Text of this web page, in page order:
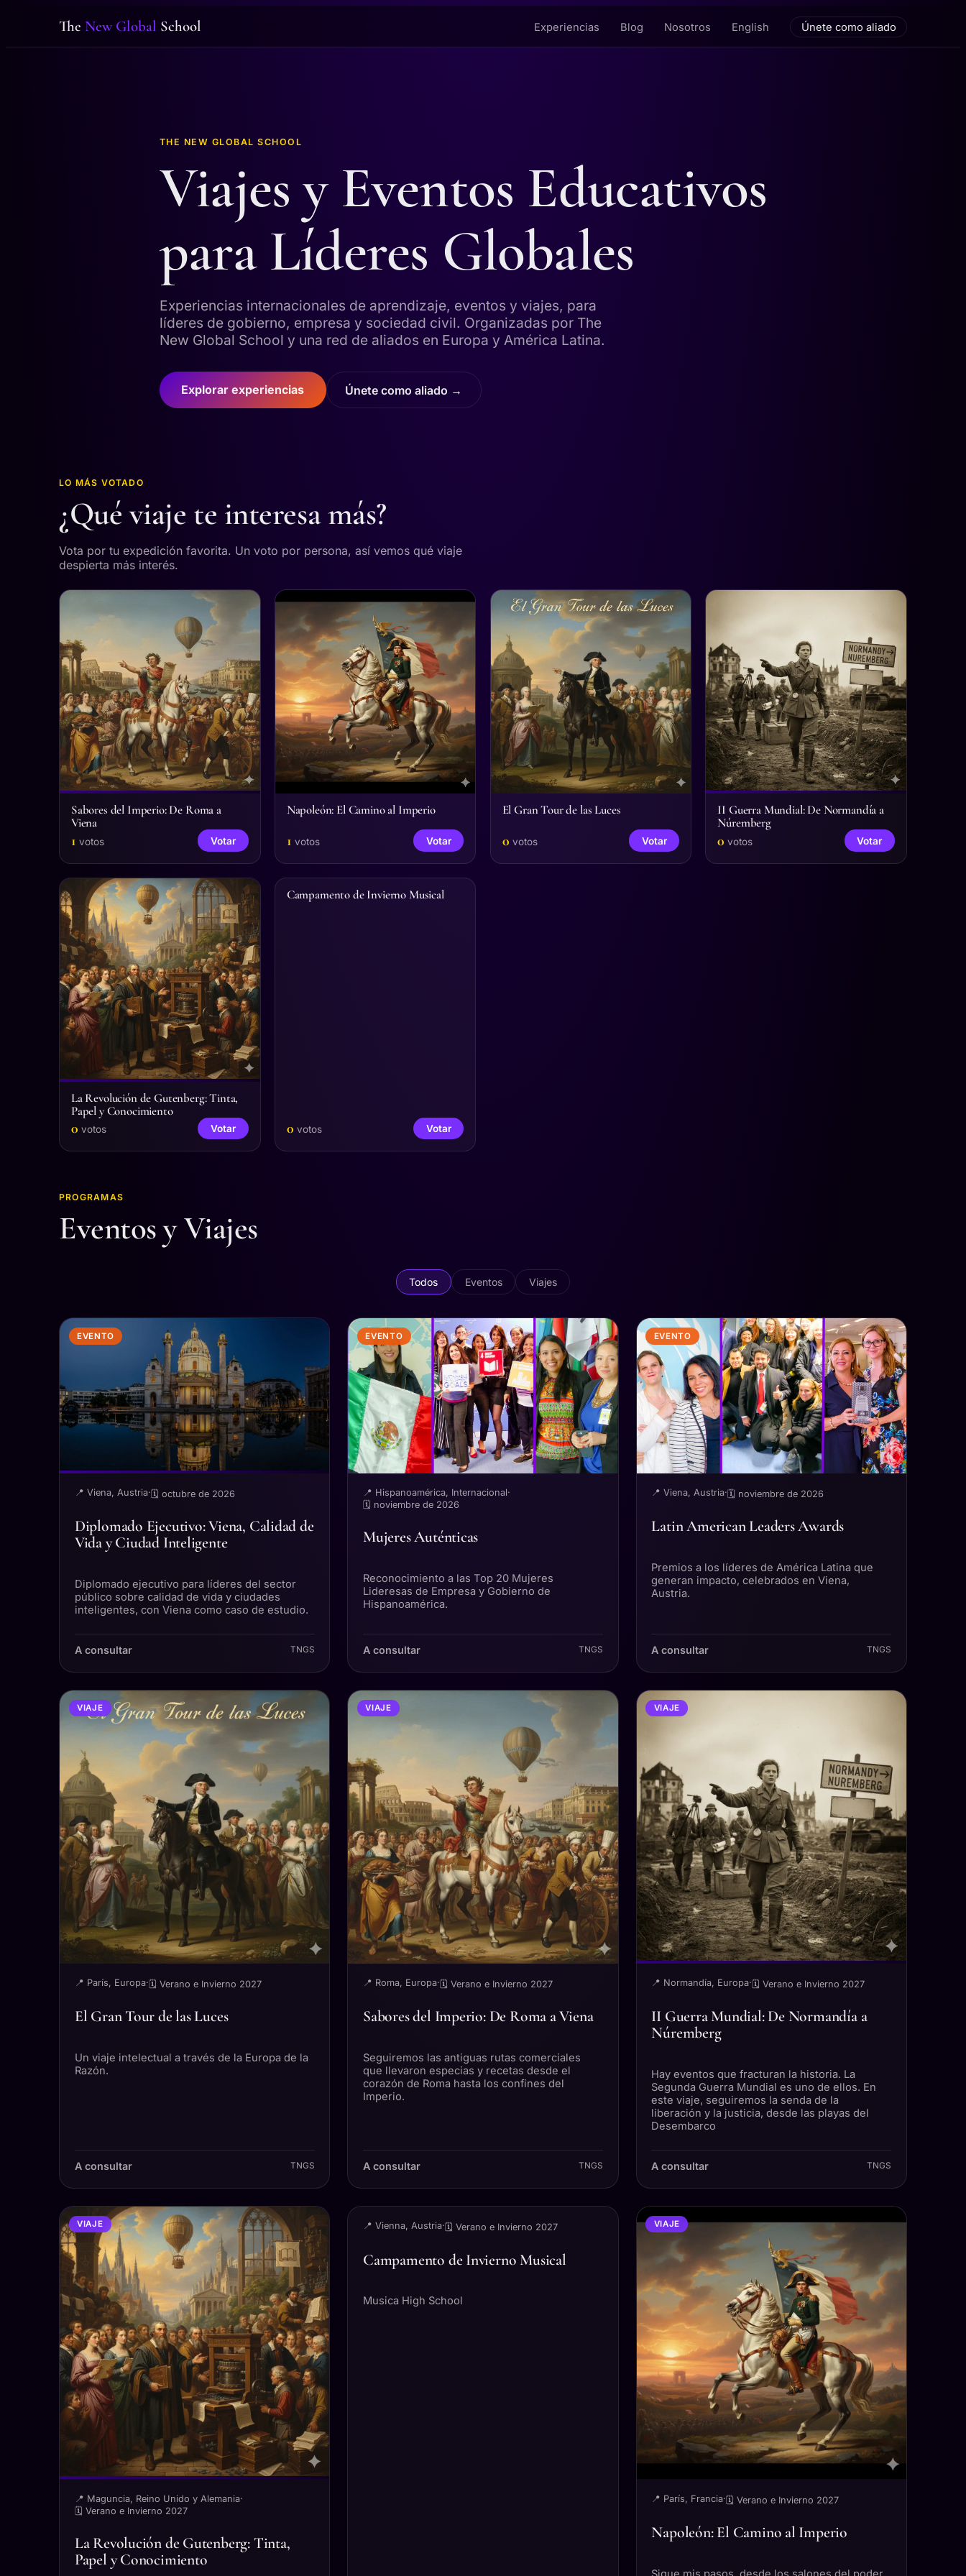
The New Global School Experiencias Blog Nosotros English Únete como aliado
THE NEW GLOBAL SCHOOL
Viajes y Eventos Educativos
para Líderes Globales
Experiencias internacionales de aprendizaje, eventos y viajes, para
líderes de gobierno, empresa y sociedad civil. Organizadas por The
New Global School y una red de aliados en Europa y América Latina.
Explorar experiencias Únete como aliado →
LO MÁS VOTADO
¿Qué viaje te interesa más?
Vota por tu expedición favorita. Un voto por persona, así vemos qué viaje
despierta más interés.
Sabores del Imperio: De Roma a
Viena
1 votos Votar
Napoleón: El Camino al Imperio
1 votos Votar
El Gran Tour de las Luces
0 votos Votar
II Guerra Mundial: De Normandía a
Núremberg
0 votos Votar
La Revolución de Gutenberg: Tinta,
Papel y Conocimiento
0 votos Votar
Campamento de Invierno Musical
0 votos Votar
PROGRAMAS
Eventos y Viajes
Todos Eventos Viajes
EVENTO
📍 Viena, Austria· 🗓 octubre de 2026
Diplomado Ejecutivo: Viena, Calidad de
Vida y Ciudad Inteligente
Diplomado ejecutivo para líderes del sector
público sobre calidad de vida y ciudades
inteligentes, con Viena como caso de estudio.
A consultar TNGS
EVENTO
📍 Hispanoamérica, Internacional·
🗓 noviembre de 2026
Mujeres Auténticas
Reconocimiento a las Top 20 Mujeres
Lideresas de Empresa y Gobierno de
Hispanoamérica.
A consultar TNGS
EVENTO
📍 Viena, Austria·🗓 noviembre de 2026
Latin American Leaders Awards
Premios a los líderes de América Latina que
generan impacto, celebrados en Viena,
Austria.
A consultar TNGS
VIAJE
📍 París, Europa·🗓 Verano e Invierno 2027
El Gran Tour de las Luces
Un viaje intelectual a través de la Europa de la
Razón.
A consultar TNGS
VIAJE
📍 Roma, Europa·🗓 Verano e Invierno 2027
Sabores del Imperio: De Roma a Viena
Seguiremos las antiguas rutas comerciales
que llevaron especias y recetas desde el
corazón de Roma hasta los confines del
Imperio.
A consultar TNGS
VIAJE
📍 Normandía, Europa·🗓 Verano e Invierno 2027
II Guerra Mundial: De Normandía a
Núremberg
Hay eventos que fracturan la historia. La
Segunda Guerra Mundial es uno de ellos. En
este viaje, seguiremos la senda de la
liberación y la justicia, desde las playas del
Desembarco
A consultar TNGS
VIAJE
📍 Maguncia, Reino Unido y Alemania·
🗓 Verano e Invierno 2027
La Revolución de Gutenberg: Tinta,
Papel y Conocimiento
VIAJE
📍 Vienna, Austria·🗓 Verano e Invierno 2027
Campamento de Invierno Musical
Musica High School
VIAJE
📍 París, Francia·🗓 Verano e Invierno 2027
Napoleón: El Camino al Imperio